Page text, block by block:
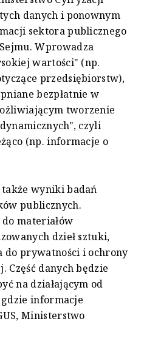
danych i ponownym
sektora publicznego
Wprowadza
wartości" (np.
przedsiębiorstw),
bezpłatnie w
tworzenie
czyli
(np. informacje o
wyniki badań
publicznych.
materiałów
dzieł sztuki,
do prywatności i ochrony
Część danych będzie
na działającym od
informacje
Ministerstwo